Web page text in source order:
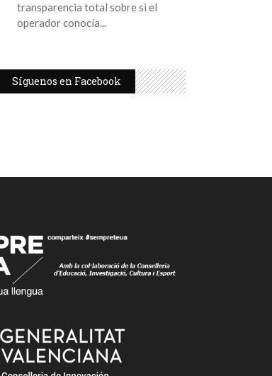
transparencia total sobre si el
operador conocía
Síguenos en Facebook